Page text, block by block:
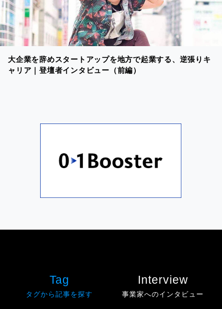
大企業を辞めスタートアップを地方で起業する、逆張りキ
ャリア｜登壇者インタビュー（前編）
Tag
タグから記事を探す
Interview
事業家へのインタビュー